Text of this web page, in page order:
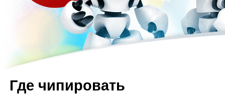
Где чипировать